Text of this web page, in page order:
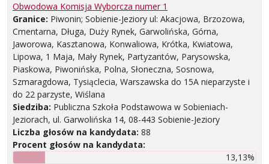
Obwodowa Komisja Wyborcza numer 1
Granice: Piwonin; Sobienie-Jeziory ul: Akacjowa, Brzozowa,
Cmentarna, Długa, Duży Rynek, Garwolińska, Górna,
Jaworowa, Kasztanowa, Konwaliowa, Krótka, Kwiatowa,
Lipowa, 1 Maja, Mały Rynek, Partyzantów, Parysowska,
Piaskowa, Piwonińska, Polna, Słoneczna, Sosnowa,
Szmaragdowa, Tysiąclecia, Warszawska do 15A nieparzyste i
do 22 parzyste, Wiślana
Siedziba: Publiczna Szkoła Podstawowa w Sobieniach-
Jeziorach, ul. Garwolińska 14, 08-443 Sobienie-Jeziory
Liczba głosów na kandydata: 88
Procent głosów na kandydata:
13,13%